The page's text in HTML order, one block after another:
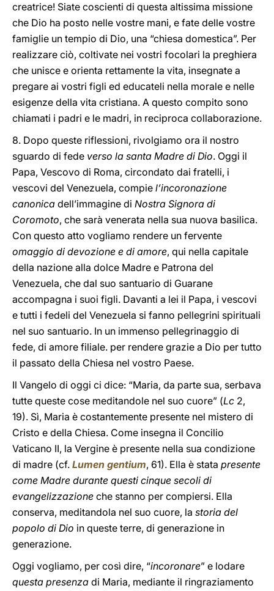
creatrice! Siate coscienti di questa altissima missione
che Dio ha posto nelle vostre mani, e fate delle vostre
famiglie un tempio di Dio, una “chiesa domestica”. Per
realizzare ciò, coltivate nei vostri focolari la preghiera
che unisce e orienta rettamente la vita, insegnate a
pregare ai vostri figli ed educateli nella morale e nelle
esigenze della vita cristiana. A questo compito sono
chiamati i padri e le madri, in reciproca collaborazione.
8. Dopo queste riflessioni, rivolgiamo ora il nostro
sguardo di fede verso la santa Madre di Dio. Oggi il
Papa, Vescovo di Roma, circondato dai fratelli, i
vescovi del Venezuela, compie l’incoronazione
canonica dell’immagine di Nostra Signora di
Coromoto, che sarà venerata nella sua nuova basilica.
Con questo atto vogliamo rendere un fervente
omaggio di devozione e di amore, qui nella capitale
della nazione alla dolce Madre e Patrona del
Venezuela, che dal suo santuario di Guarane
accompagna i suoi figli. Davanti a lei il Papa, i vescovi
e tutti i fedeli del Venezuela si fanno pellegrini spirituali
nel suo santuario. In un immenso pellegrinaggio di
fede, di amore filiale. per rendere grazie a Dio per tutto
il passato della Chiesa nel vostro Paese.
Il Vangelo di oggi ci dice: “Maria, da parte sua, serbava
tutte queste cose meditandole nel suo cuore” (Lc 2,
19). Sì, Maria è costantemente presente nel mistero di
Cristo e della Chiesa. Come insegna il Concilio
Vaticano II, la Vergine è presente nella sua condizione
di madre (cf. Lumen gentium, 61). Ella è stata presente
come Madre durante questi cinque secoli di
evangelizzazione che stanno per compiersi. Ella
conserva, meditandola nel suo cuore, la storia del
popolo di Dio in queste terre, di generazione in
generazione.
Oggi vogliamo, per così dire, “incoronare” e lodare
questa presenza di Maria, mediante il ringraziamento